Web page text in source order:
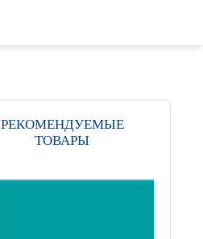
РЕКОМЕНДУЕМЫЕ
ТОВАРЫ